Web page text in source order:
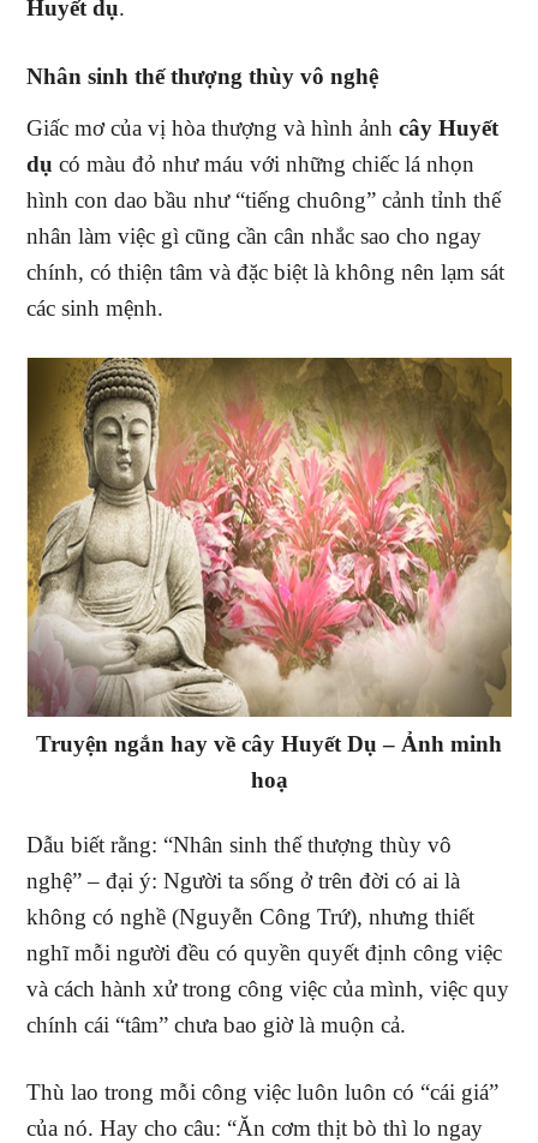
Huyết dụ.
Nhân sinh thế thượng thùy vô nghệ
Giấc mơ của vị hòa thượng và hình ảnhcây Huyết
dụ có màu đỏ như máu với những chiếc lá nhọn
hình con dao bầu như “tiếng chuông” cảnh tỉnh thế
nhân làm việc gì cũng cần cân nhắc sao cho ngay
chính, có thiện tâm và đặc biệt là không nên lạm sát
các sinh mệnh.
Truyện ngắn hay về cây Huyết Dụ – Ảnh minh
hoạ
Dẫu biết rằng: “Nhân sinh thế thượng thùy vô
nghệ” – đại ý: Người ta sống ở trên đời có ai là
không có nghề (Nguyễn Công Trứ), nhưng thiết
nghĩ mỗi người đều có quyền quyết định công việc
và cách hành xử trong công việc của mình, việc quy
chính cái “tâm” chưa bao giờ là muộn cả.
Thù lao trong mỗi công việc luôn luôn có “cái giá”
của nó. Hay cho câu: “Ăn cơm thịt bò thì lo ngay